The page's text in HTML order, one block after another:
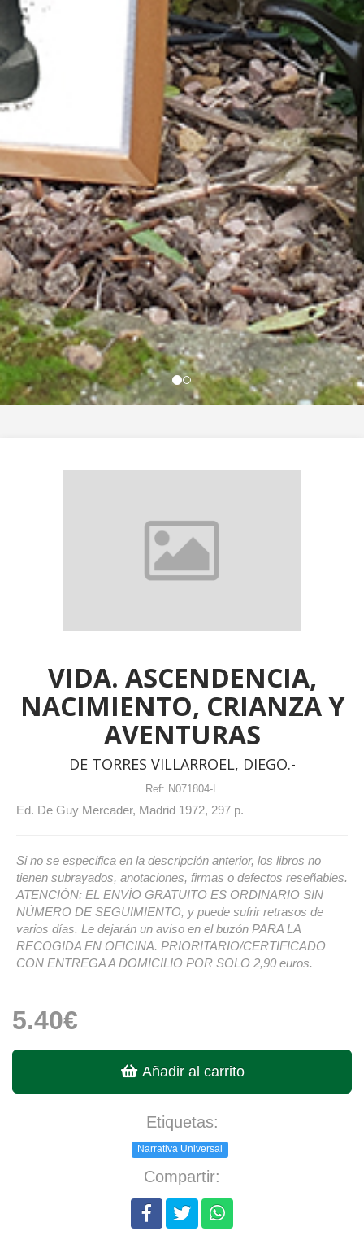
VIDA. ASCENDENCIA,
NACIMIENTO, CRIANZA Y
AVENTURAS
DE TORRES VILLARROEL, DIEGO.-
Ref: N071804-L
Ed. De Guy Mercader, Madrid 1972, 297 p.
Si no se especifica en la descripción anterior, los libros no
tienen subrayados, anotaciones, firmas o defectos reseñables.
ATENCIÓN: EL ENVÍO GRATUITO ES ORDINARIO SIN
NÚMERO DE SEGUIMIENTO, y puede sufrir retrasos de
varios días. Le dejarán un aviso en el buzón PARA LA
RECOGIDA EN OFICINA. PRIORITARIO/CERTIFICADO
CON ENTREGA A DOMICILIO POR SOLO 2,90 euros.
5.40€
Añadir al carrito
Etiquetas:
Narrativa Universal
Compartir: